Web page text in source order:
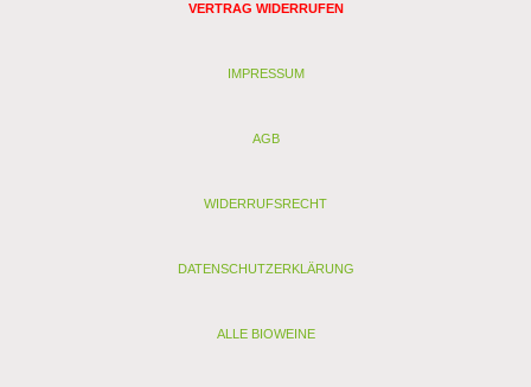
VERTRAG WIDERRUFEN
IMPRESSUM
AGB
WIDERRUFSRECHT
DATENSCHUTZERKLÄRUNG
ALLE BIOWEINE